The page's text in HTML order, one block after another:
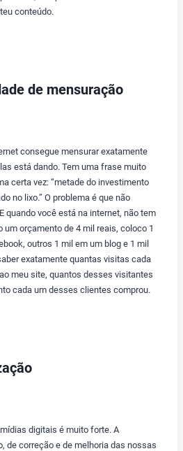
conteúdo.
de mensuração
consegue mensurar exatamente
está dando. Tem uma frase muito
certa vez: “metade do investimento
no lixo.” O problema é que não
quando você está na internet, não tem
um orçamento de 4 mil reais, coloco 1
outros 1 mil em um blog e 1 mil
exatamente quantas visitas cada
meu site, quantos desses visitantes
cada um desses clientes comprou.
digitais é muito forte. A
de correção e de melhoria das nossas